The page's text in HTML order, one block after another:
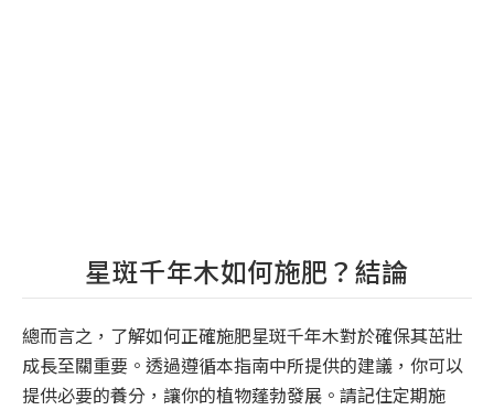
星斑千年木如何施肥？結論
總而言之，了解如何正確施肥星斑千年木對於確保其茁壯
成長至關重要。透過遵循本指南中所提供的建議，你可以
提供必要的養分，讓你的植物蓬勃發展。請記住定期施